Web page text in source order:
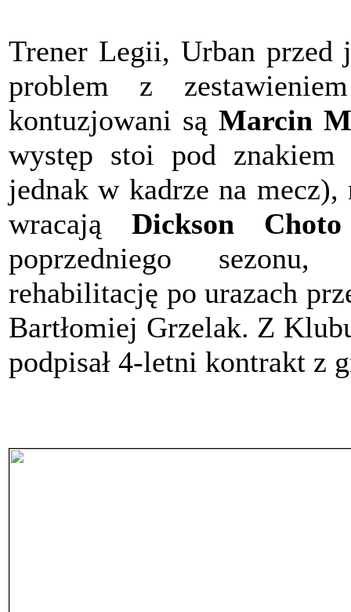
Trener Legii, Urban przed
problem z
kontuzjowani są Marcin
występ stoi pod
jednak w kadrze na
wracają Dickson Choto
poprzedniego
rehabilitację po urazach
Bartłomiej Grzelak. Z
podpisał 4-letni kontrakt z